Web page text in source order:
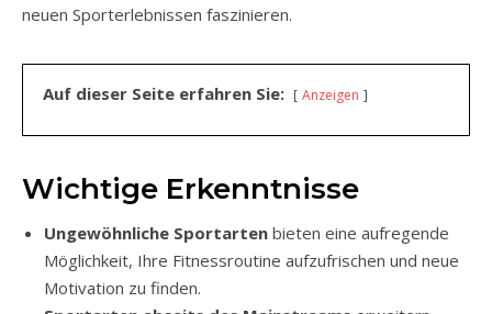
neuen Sporterlebnissen faszinieren.
Auf dieser Seite erfahren Sie: Anzeigen
Wichtige Erkenntnisse
Ungewöhnliche Sportarten bieten eine aufregende
Möglichkeit, Ihre Fitnessroutine aufzufrischen und neue
Motivation zu finden.